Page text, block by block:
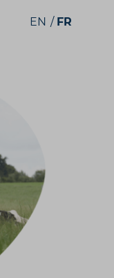
EN FR